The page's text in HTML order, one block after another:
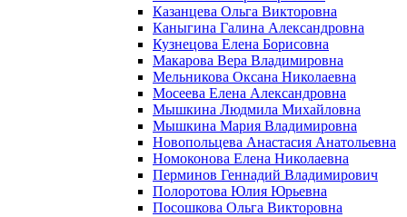
Казанцева Ольга Викторовна
Каныгина Галина Александровна
Кузнецова Елена Борисовна
Макарова Вера Владимировна
Мельникова Оксана Николаевна
Мосеева Елена Александровна
Мышкина Людмила Михайловна
Мышкина Мария Владимировна
Новопольцева Анастасия Анатольевна
Номоконова Елена Николаевна
Перминов Геннадий Владимирович
Полоротова Юлия Юрьевна
Посошкова Ольга Викторовна